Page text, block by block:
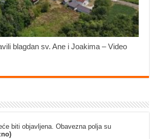
blagdan sv. Ane i Joakima – Video
biti objavljena. Obavezna polja su